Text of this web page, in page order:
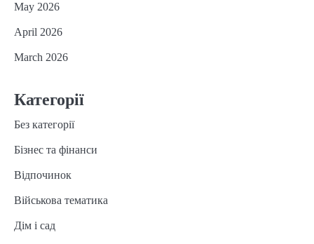
May 2026
April 2026
March 2026
Категорії
Без категорії
Бізнес та фінанси
Відпочинок
Військова тематика
Дім і сад